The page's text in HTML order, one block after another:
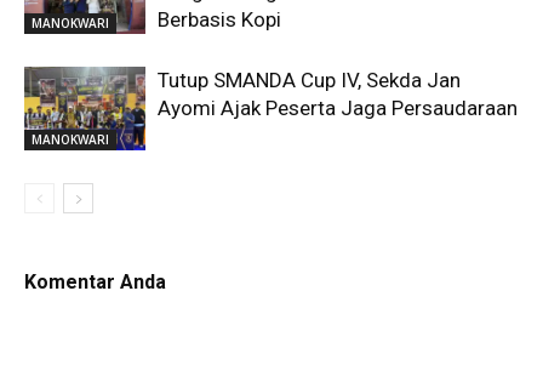
MANOKWARI
Berbasis Kopi
MANOKWARI
Tutup SMANDA Cup IV, Sekda Jan
Ayomi Ajak Peserta Jaga Persaudaraan
Komentar Anda